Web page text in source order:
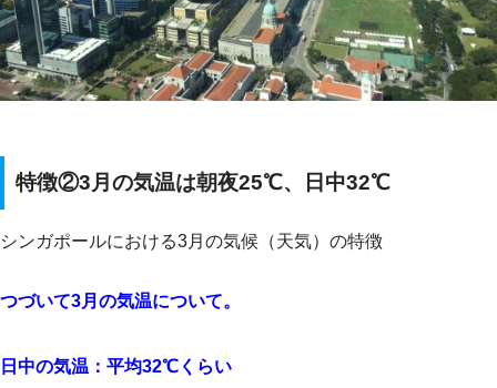
特徴②3月の気温は朝夜25℃、日中32℃
シンガポールにおける3月の気候（天気）の特徴
つづいて3月の気温について。
日中の気温：平均32℃くらい